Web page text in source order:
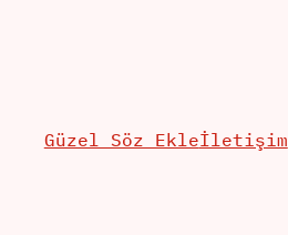
Güzel Söz Ekleİletişim